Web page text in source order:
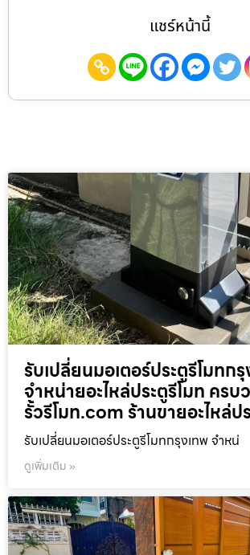
แชร์หน้านี้
รับเปลี่ยนมอเตอร์ประตูรีโมทก
จำหน่ายอะไหล่ประตูรีโมท ครบ
รั้วรีโมท.com ร้านขายอะไหล่ป
รับเปลี่ยนมอเตอร์ประตูรีโมทกรุงเทพ จำหน่
ดูเพิ่มเติม »